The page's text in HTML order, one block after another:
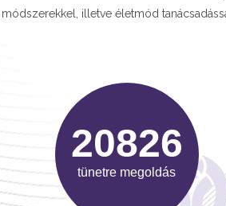
illetve életmód
33016
tünetre megoldás